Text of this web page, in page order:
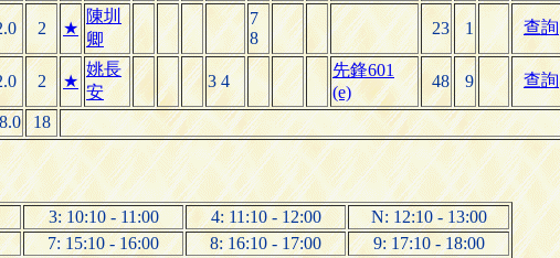
2 ★
陳圳
卿
7
8
23 1 查詢
2 ★
姚長
安
3 4
先鋒601
(e)
48 9 查詢
18
3: 10:10 - 11:00 4: 11:10 - 12:00
N: 12:10 - 13:00
7: 15:10 - 16:00 8: 16:10 - 17:00
9: 17:10 - 18:00